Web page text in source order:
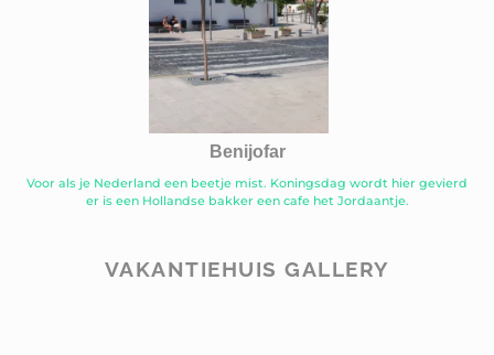
Benijofar
Voor als je Nederland een beetje mist. Koningsdag wordt hier gevierd
er is een Hollandse bakker een cafe het Jordaantje.
VAKANTIEHUIS GALLERY